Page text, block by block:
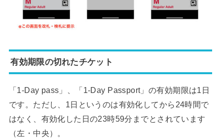
有効期限の切れたチケット
「1-Day pass」、「1-Day Passport」の有効期限は1日
です。ただし、1日というのは有効化してから24時間で
はなく、有効化した日の23時59分までとされています
（左・中央）。